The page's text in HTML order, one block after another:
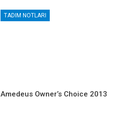
TADIM NOTLARI
Amedeus Owner’s Choice 2013